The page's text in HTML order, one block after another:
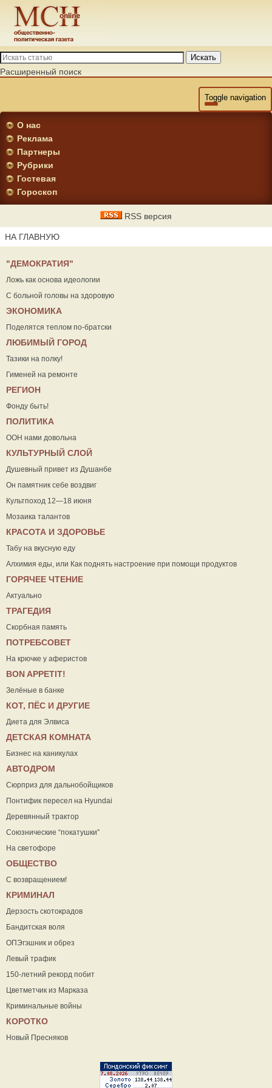
Искать
Расширенный поиск
Toggle navigation
О нас
Реклама
Партнеры
Рубрики
Гостевая
Гороскоп
RSS версия
НА ГЛАВНУЮ
"ДЕМОКРАТИЯ"
Ложь как основа идеологии
С больной головы на здоровую
ЭКОНОМИКА
Поделятся теплом по-братски
ЛЮБИМЫЙ ГОРОД
Тазики на полку!
Гименей на ремонте
РЕГИОН
Фонду быть!
ПОЛИТИКА
ООН нами довольна
КУЛЬТУРНЫЙ СЛОЙ
Душевный привет из Душанбе
Он памятник себе воздвиг
Культпоход 12—18 июня
Мозаика талантов
КРАСОТА И ЗДОРОВЬЕ
Табу на вкусную еду
Алхимия еды, или Как поднять настроение при помощи продуктов
ГОРЯЧЕЕ ЧТЕНИЕ
Актуально
ТРАГЕДИЯ
Скорбная память
ПОТРЕБСОВЕТ
На крючке у аферистов
ВON APPETIT!
Зелёные в банке
КОТ, ПЁС И ДРУГИЕ
Диета для Элвиса
ДЕТСКАЯ КОМНАТА
Бизнес на каникулах
АВТОДРОМ
Сюрприз для дальнобойщиков
Понтифик пересел на Hyundai
Деревянный трактор
Союзнические “покатушки”
На светофоре
ОБЩЕСТВО
С возвращением!
КРИМИНАЛ
Дерзость скотокрадов
Бандитская воля
ОПЭгэшник и обрез
Левый трафик
150-летний рекорд побит
Цветметчик из Марказа
Криминальные войны
КОРОТКО
Новый Пресняков